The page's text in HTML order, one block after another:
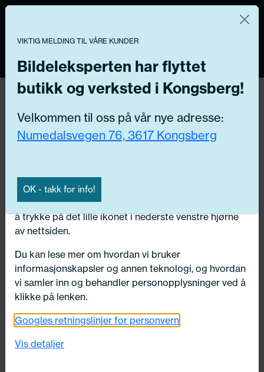
Tilbake
325/30X19 Michelin PILOT SPORT 4
S 105Y
Vi og våre forretningspartnere bruker teknologier,
inkludert informasjonskapsler/«cookies» til å samle
informasjon om deg for forskjellige formål, inkludert:
Funksjonelle, Statistiske, Markedsføring
Ved å trykke «Godta» gir du din tillatelse til alle disse
formålene. Du kan også velge formålet du vil
innstillingene».
Du kan trekke tilbake samtykket ditt til enhver tid ved
å trykke på det lille ikonet i nederste venstre hjørne
av nettsiden.
Du kan lese mer om hvordan vi bruker
informasjonskapsler og annen teknologi, og hvordan
vi samler inn og behandler personopplysninger ved å
klikke på lenken.
Googles retningslinjer for personvern
Vis detaljer
VIKTIG MELDING TIL VÅRE KUNDER
Bildeleksperten har flyttet
butikk og verksted i Kongsberg!
Velkommen til oss på vår nye adresse:
Numedalsvegen 76, 3617 Kongsberg
OK - takk for info!